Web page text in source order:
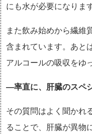
にも水が必要になりま
また飲み始めから繊維
含まれています。あと
アルコールの吸収をゆ
—率直に、肝臓のスペ
その質問はよく聞かれ
ることで、肝臓が異物